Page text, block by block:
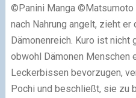
©Panini Manga ©Matsumoto
nach Nahrung angelt, zieht
Dämonenreich. Kuro ist
obwohl Dämonen Menschen
Leckerbissen bevorzugen,
Pochi und beschließt, sie zu